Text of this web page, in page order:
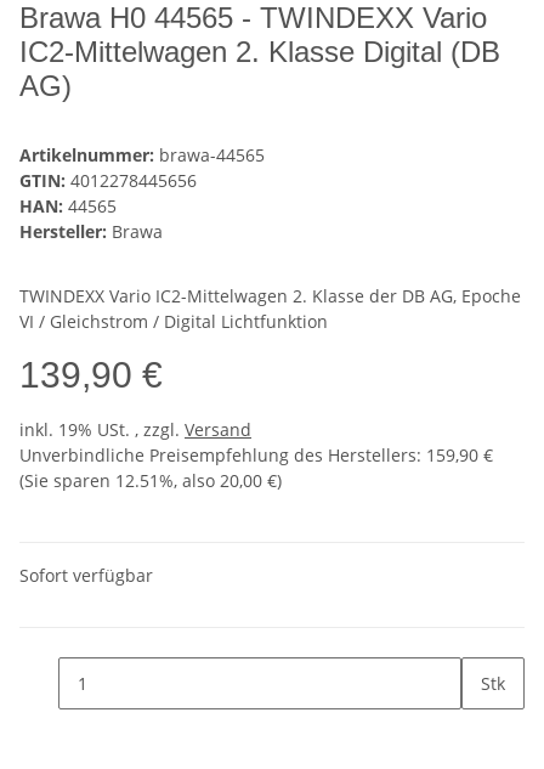
Brawa H0 44565 - TWINDEXX Vario
IC2-Mittelwagen 2. Klasse Digital (DB
AG)
Artikelnummer: brawa-44565
GTIN: 4012278445656
HAN: 44565
Hersteller: Brawa
TWINDEXX Vario IC2-Mittelwagen 2. Klasse der DB AG, Epoche
VI / Gleichstrom / Digital Lichtfunktion
139,90 €
inkl. 19% USt. , zzgl. Versand
Unverbindliche Preisempfehlung des Herstellers: 159,90 €
(Sie sparen 12.51%, also 20,00 €)
Sofort verfügbar
Stk